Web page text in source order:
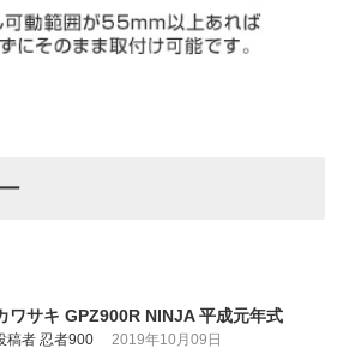
ワサキ GPZ900R NINJA 平成元年式
稿者 忍者900 2019年10月09日